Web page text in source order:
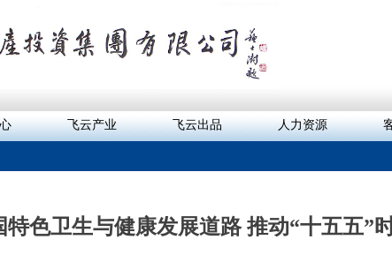
飞云产业 飞云出品 人力资源
色卫生与健康发展道路 推动“十五五”